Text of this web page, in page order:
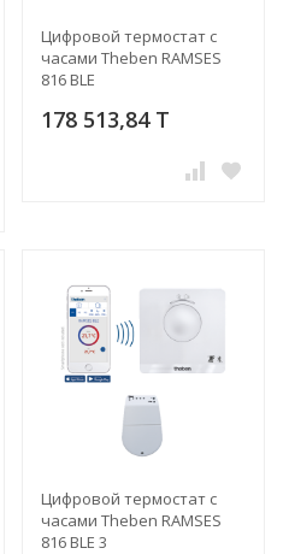
Цифровой термостат с
часами Theben RAMSES
816 BLE
178 513,84 T
Цифровой термостат с
часами Theben RAMSES
816 BLE 3